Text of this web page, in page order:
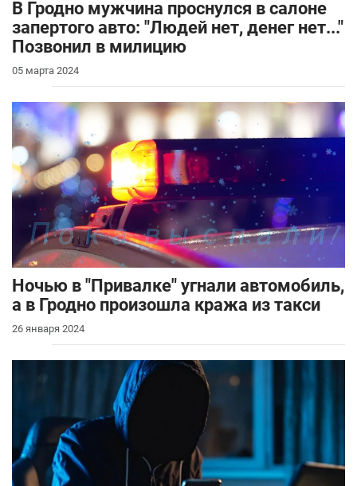
В Гродно мужчина проснулся в салоне
запертого авто: "Людей нет, денег нет..."
Позвонил в милицию
05 марта 2024
Ночью в "Привалке" угнали автомобиль,
а в Гродно произошла кража из такси
26 января 2024